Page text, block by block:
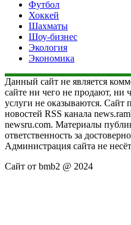
Футбол
Хоккей
Шахматы
Шоу-бизнес
Экология
Экономика
Данный сайт не является
сайте ни чего не продают, ни
услуги не оказываются. Сайт
новостей RSS канала
newsru.com. Материалы
ответственность за
Администрация сайта не
Сайт от bmb2 @ 2024